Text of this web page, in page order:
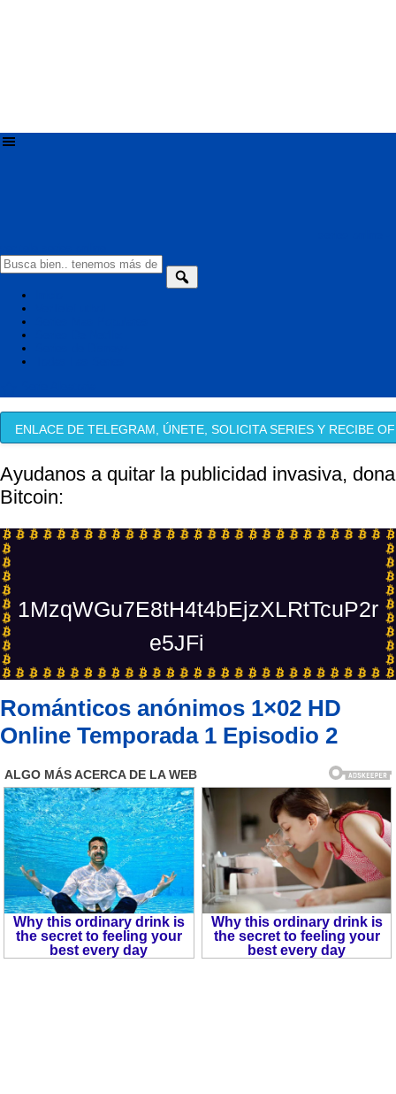
ENLACE DE TELEGRAM, ÚNETE, SOLICITA SERIES Y RECIBE
Ayudanos a quitar la publicidad invasiva, dona
Bitcoin:
1MzqWGu7E8tH4t4bEjzXLRtTcuP2r
e5JFi
Románticos anónimos 1×02 HD
Online Temporada 1 Episodio 2